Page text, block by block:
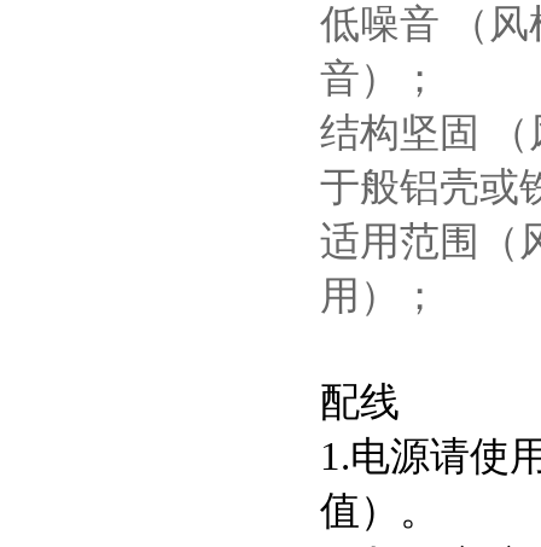
低噪音 （
音）；
结构坚固
于般铝壳或
适用范围（
用）；
配线
1.电源请使
值）。